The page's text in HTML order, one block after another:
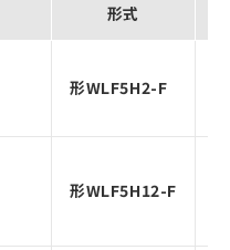
形式
形WLF5H2-F
形WLF5H12-F